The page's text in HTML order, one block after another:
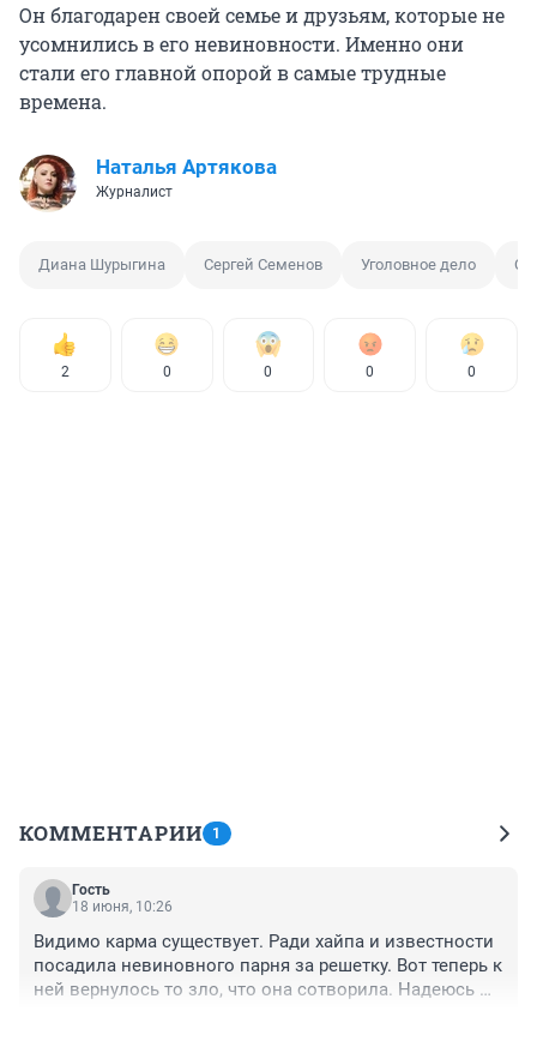
Он благодарен своей семье и друзьям, которые не
усомнились в его невиновности. Именно они
стали его главной опорой в самые трудные
времена.
Наталья Артякова
Журналист
Диана Шурыгина Сергей Семенов Уголовное дело
2 0 0 0 0
КОММЕНТАРИИ 1
Гость
18 июня, 10:26
Видимо карма существует. Ради хайпа и известности
посадила невиновного парня за решетку. Вот теперь к
ней вернулось то зло, что она сотворила. Надеюсь